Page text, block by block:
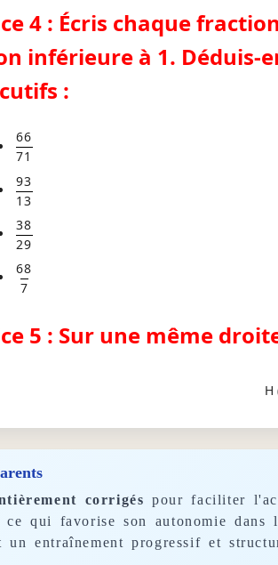
4 : Écris chaque
inférieure à 1. Déduis-
:
66
71
93
13
38
29
68
7
5 : Sur une même
H
corrigés pour faciliter
qui favorise son autonomie dans
entraînement progressif et